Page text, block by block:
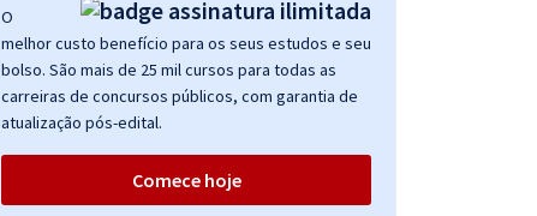
O
melhor custo benefício para os seus estudos e seu
bolso. São mais de 25 mil cursos para todas as
carreiras de concursos públicos, com garantia de
atualização pós-edital.
Comece hoje